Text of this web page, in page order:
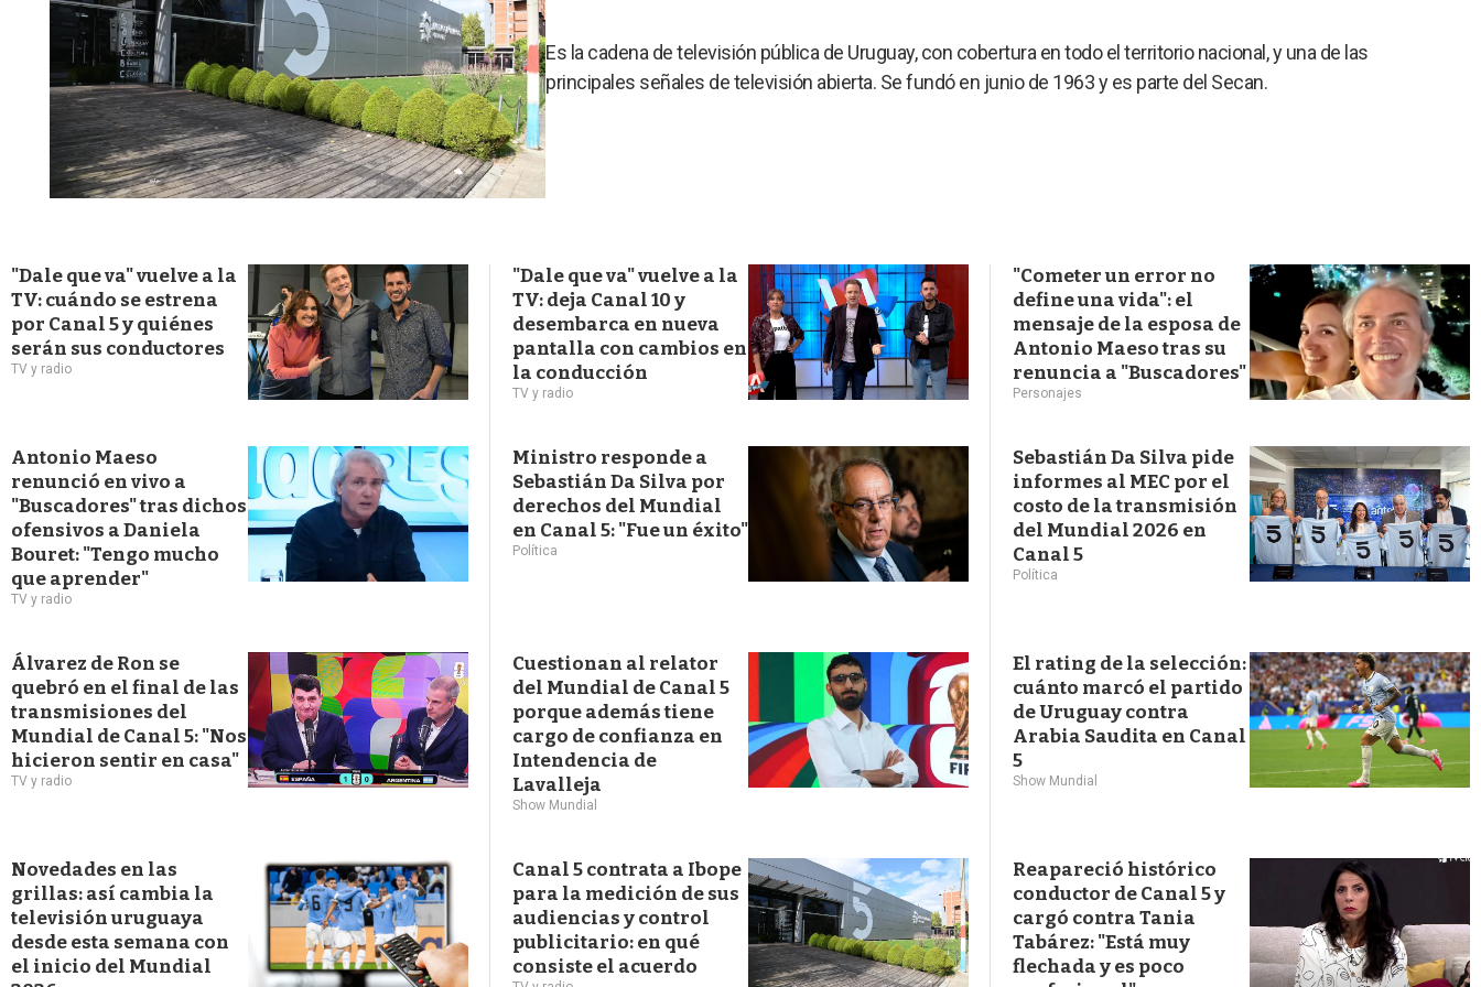
Es la cadena de televisión pública de Uruguay, con cobertura en todo el territorio nacional, y una de las
principales señales de televisión abierta. Se fundó en junio de 1963 y es parte del Secan.
"Dale que va" vuelve a la
TV: cuándo se estrena
por Canal 5 y quiénes
serán sus conductores
TV y radio
"Dale que va" vuelve a la
TV: deja Canal 10 y
desembarca en nueva
pantalla con cambios en
la conducción
TV y radio
"Cometer un error no
define una vida": el
mensaje de la esposa de
Antonio Maeso tras su
renuncia a "Buscadores"
Personajes
Antonio Maeso
renunció en vivo a
"Buscadores" tras dichos
ofensivos a Daniela
Bouret: "Tengo mucho
que aprender"
TV y radio
Ministro responde a
Sebastián Da Silva por
derechos del Mundial
en Canal 5: "Fue un éxito"
Política
Sebastián Da Silva pide
informes al MEC por el
costo de la transmisión
del Mundial 2026 en
Canal 5
Política
Álvarez de Ron se
quebró en el final de las
transmisiones del
Mundial de Canal 5: "Nos
hicieron sentir en casa"
TV y radio
Cuestionan al relator
del Mundial de Canal 5
porque además tiene
cargo de confianza en
Intendencia de
Lavalleja
Show Mundial
El rating de la selección:
cuánto marcó el partido
de Uruguay contra
Arabia Saudita en Canal
5
Show Mundial
Novedades en las
grillas: así cambia la
televisión uruguaya
desde esta semana con
el inicio del Mundial
Canal 5 contrata a Ibope
para la medición de sus
audiencias y control
publicitario: en qué
consiste el acuerdo
Reapareció histórico
conductor de Canal 5 y
cargó contra Tania
Tabárez: "Está muy
flechada y es poco